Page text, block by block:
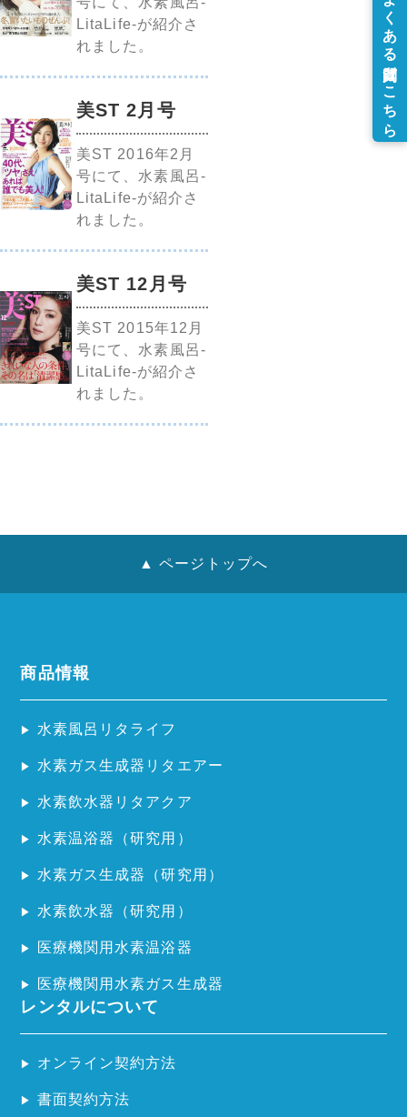
LitaLife-が紹介さ
れました。
美ST 2月号
美ST 2016年2月
号にて、水素風呂-
LitaLife-が紹介さ
れました。
美ST 12月号
美ST 2015年12月
号にて、水素風呂-
LitaLife-が紹介さ
れました。
▲ ページトップへ
商品情報
水素風呂リタライフ
水素ガス生成器リタエアー
水素飲水器リタアクア
水素温浴器（研究用）
水素ガス生成器（研究用）
水素飲水器（研究用）
医療機関用水素温浴器
医療機関用水素ガス生成器
レンタルについて
オンライン契約方法
書面契約方法